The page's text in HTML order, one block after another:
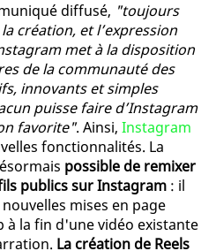
diffusé, "toujours
création, et l’expression
met à la disposition
de la communauté des
innovants et simples
puisse faire d’Instagram
favorite". Ainsi, Instagram
fonctionnalités. La
possible de remixer
publics sur Instagram : il
mises en page
à la fin d'une vidéo existante
La création de Reels